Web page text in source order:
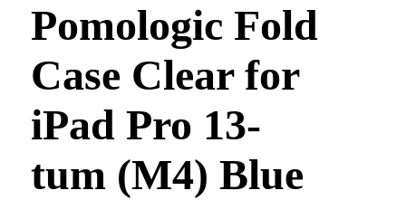
Pomologic Fold
Case Clear for
iPad Pro 13-
tum (M4) Blue